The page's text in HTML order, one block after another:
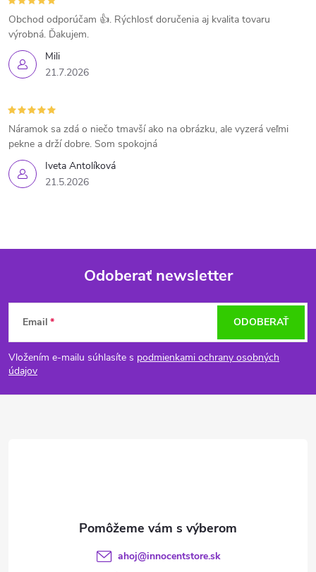
Mili
21.7.2026
Obchod odporúčam 👍. Rýchlosť doručenia aj kvalita tovaru
výrobná. Ďakujem.
Iveta Antolíková
21.5.2026
Náramok sa zdá o niečo tmavší ako na obrázku, ale vyzerá veľmi
pekne a drží dobre. Som spokojná
Z
á
p
Odoberať newsletter
Email
Vložením e-mailu súhlasíte s podmienkami ochrany osobných
údajov
ODOBERAŤ
ahoj@innocentstore.sk